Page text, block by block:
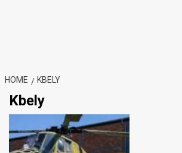
HOME KBELY
Kbely